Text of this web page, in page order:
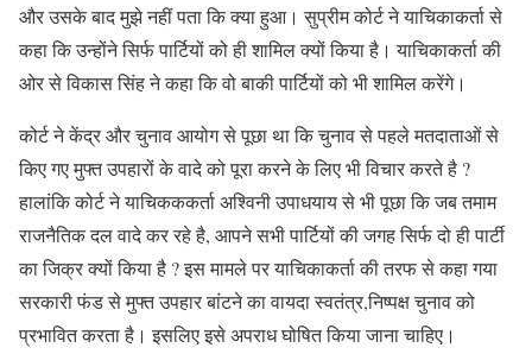
और उसके बाद मुझे नहीं पता कि क्या हुआ। सुप्रीम कोर्ट ने याचिकाकर्ता से
कहा कि उन्होंने सिर्फ पार्टियों को ही शामिल क्यों किया है। याचिकाकर्ता की
ओर से विकास सिंह ने कहा कि वो बाकी पार्टियों को भी शामिल करेंगे।
कोर्ट ने केंद्र और चुनाव आयोग से पूछा था कि चुनाव से पहले मतदाताओं से
किए गए मुफ्त उपहारों के वादे को पूरा करने के लिए भी विचार करते है ?
हालांकि कोर्ट ने याचिकककर्ता अश्विनी उपाधयाय से भी पूछा कि जब तमाम
राजनैतिक दल वादे कर रहे है, आपने सभी पार्टियों की जगह सिर्फ दो ही पार्टी
का जिक्र क्यों किया है ? इस मामले पर याचिकाकर्ता की तरफ से कहा गया
सरकारी फंड से मुफ्त उपहार बांटने का वायदा स्वतंत्र,निष्पक्ष चुनाव को
प्रभावित करता है। इसलिए इसे अपराध घोषित किया जाना चाहिए।